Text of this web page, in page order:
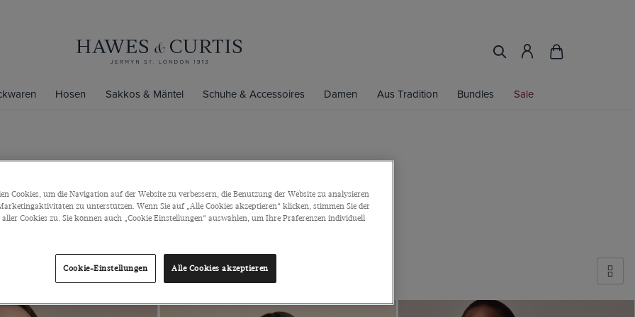
Hosen Sakkos & Mäntel Schuhe & Accessoires Damen Aus Tradition Bundles Sale
sofort auf. Ob im Büro oder
für einen edlen Auftritt mit
Cookies, um die Navigation auf der Website zu verbessern, die Benutzung der Website zu analysieren
zu unterstützen. Wenn Sie auf „Alle Cookies akzeptieren“ klicken, stimmen Sie der
Cookies zu. Sie können auch „Cookie Einstellungen“ auswählen, um Ihre Präferenzen individuell
Cookie-Einstellungen Alle Cookies akzeptieren